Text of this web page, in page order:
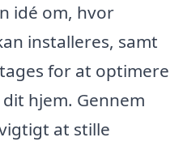
idé om, hvor
installeres, samt
for at optimere
hjem. Gennem
at stille